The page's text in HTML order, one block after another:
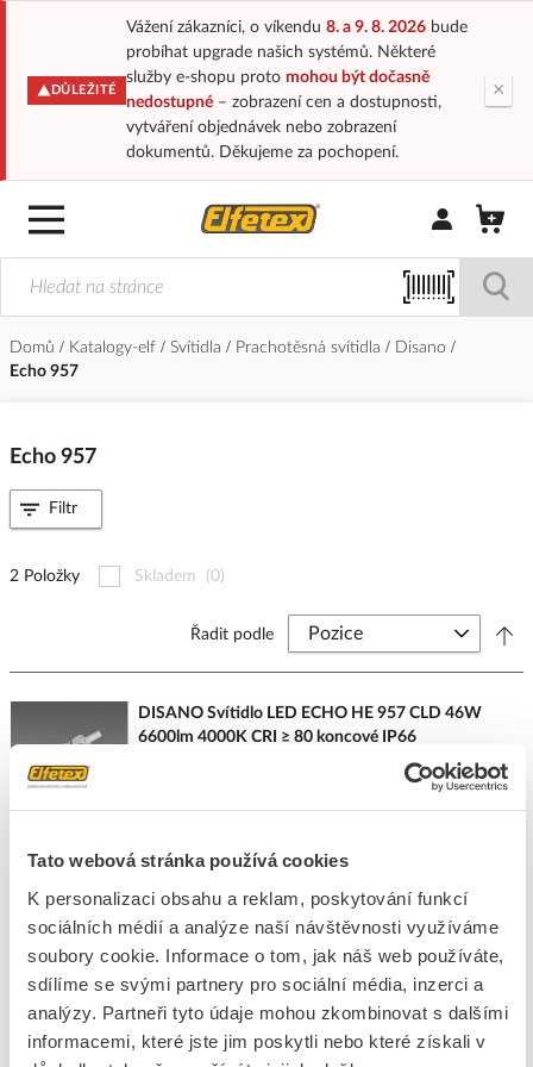
Tato webová stránka používá cookies
K personalizaci obsahu a reklam, poskytování funkcí
sociálních médií a analýze naší návštěvnosti využíváme
soubory cookie. Informace o tom, jak náš web používáte,
sdílíme se svými partnery pro sociální média, inzerci a
analýzy. Partneři tyto údaje mohou zkombinovat s dalšími
informacemi, které jste jim poskytli nebo které získali v
DŮLEŽITÉ
Vážení zákazníci, o víkendu 8. a 9. 8. 2026bude
probíhat upgrade našich systémů. Některé
služby e-shopu proto mohou být dočasně
nedostupné– zobrazení cen a dostupnosti,
vytváření objednávek nebo zobrazení
dokumentů. Děkujeme za pochopení.
×
Přihlásit/
Domů Katalogy-elf Svítidla Prachotěsná svítidla
Disano
Echo 957
Echo 957
2 Položky Skladem (0)
Řadit podle
DISANO Svítidlo LED ECHO HE 957 CLD 46W
6600lm 4000K CRI ≥ 80 koncové IP66
Značka
DISANO
Cena s DPH
ks do košíku
Přidat k porovnání
Filtr